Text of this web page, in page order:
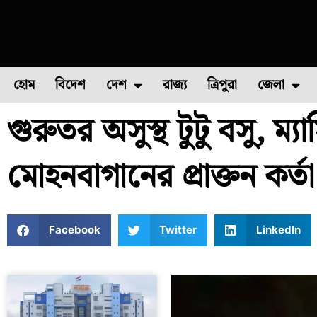
হোম বিদেশ দেশ
ফুল চাষ ফল চাষ মাছ চাষ পোল্ট্রি
রাজ্য ত্রিপুরা জেলা
উত্তর ২৪
গুরুতর অসুস্থ টুটু বসু,
মোহনবাগানের প্রাক্তন কর্তা
Facebook Twitter LinkedIn